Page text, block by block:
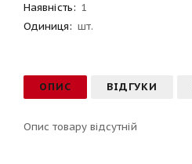
Наявність: 1
Одиниця: шт.
ОПИС ВІДГУКИ
Опис товару відсутній